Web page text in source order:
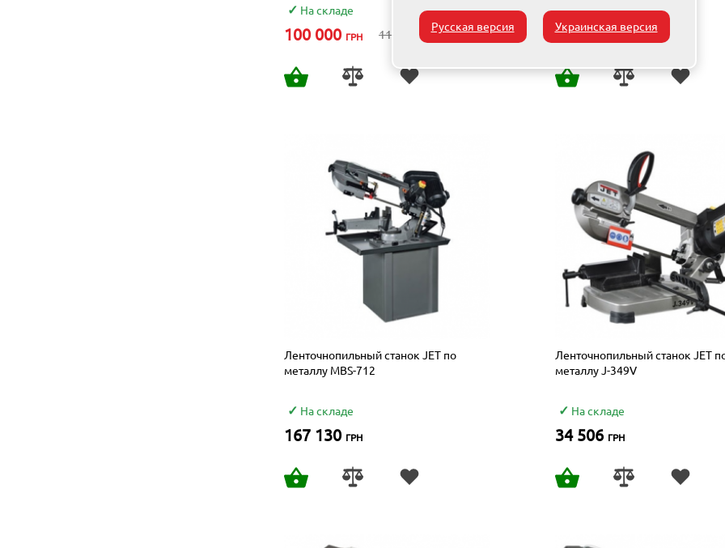
Русская версия Украинская версия
На складе
100 000 ГРН 111 500 грн
На складе
94 145
Ленточнопильный станок JET по
металлу MBS-712
На складе
167 130 ГРН
Ленточнопильный станок JET
металлу J-349V
На складе
34 506 ГРН